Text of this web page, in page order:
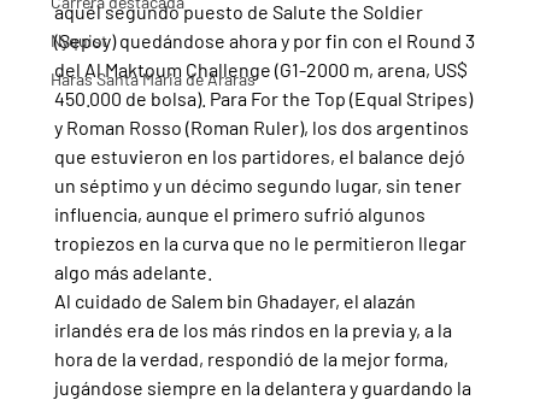
Nyquist
Haras Santa Maria de Araras
aquél segundo puesto de Salute the Soldier
(Sepoy) quedándose ahora y por fin con el Round 3
del Al Maktoum Challenge (G1-2000 m, arena, US$
450.000 de bolsa). Para For the Top (Equal Stripes)
y Roman Rosso (Roman Ruler), los dos argentinos
que estuvieron en los partidores, el balance dejó
un séptimo y un décimo segundo lugar, sin tener
influencia, aunque el primero sufrió algunos
tropiezos en la curva que no le permitieron llegar
algo más adelante.
Al cuidado de Salem bin Ghadayer, el alazán
irlandés era de los más rindos en la previa y, a la
hora de la verdad, respondió de la mejor forma,
jugándose siempre en la delantera y guardando la